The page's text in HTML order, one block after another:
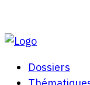
Dossiers